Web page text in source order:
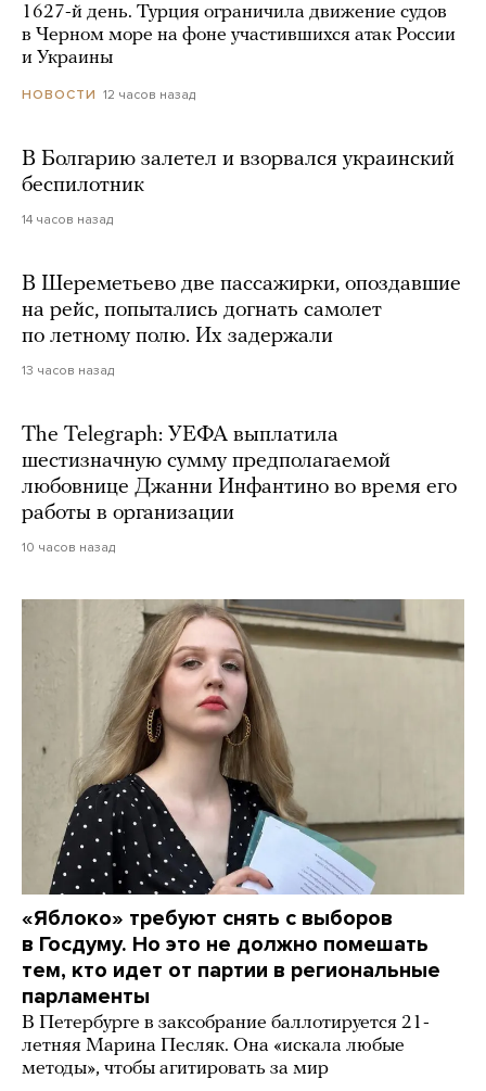
1627-й день. Турция ограничила движение судов
в Черном море на фоне участившихся атак России
и Украины
НОВОСТИ 12 часов назад
В Болгарию залетел и взорвался украинский
беспилотник
14 часов назад
В Шереметьево две пассажирки, опоздавшие
на рейс, попытались догнать самолет
по летному полю. Их задержали
13 часов назад
The Telegraph: УЕФА выплатила
шестизначную сумму предполагаемой
любовнице Джанни Инфантино во время его
работы в организации
10 часов назад
«Яблоко» требуют снять с выборов
в Госдуму. Но это не должно помешать
тем, кто идет от партии в региональные
парламенты
В Петербурге в заксобрание баллотируется 21-
летняя Марина Песляк. Она «искала любые
методы», чтобы агитировать за мир